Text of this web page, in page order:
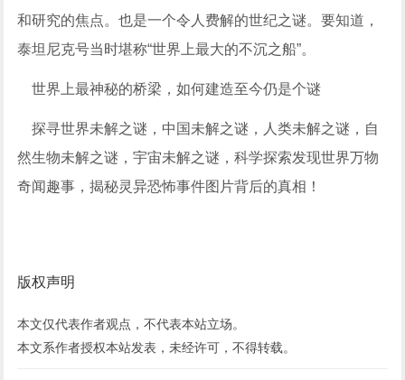
和研究的焦点。也是一个令人费解的世纪之谜。要知道，
泰坦尼克号当时堪称“世界上最大的不沉之船”。
世界上最神秘的桥梁，如何建造至今仍是个谜
探寻世界未解之谜，中国未解之谜，人类未解之谜，自
然生物未解之谜，宇宙未解之谜，科学探索发现世界万物
奇闻趣事，揭秘灵异恐怖事件图片背后的真相！
版权声明
本文仅代表作者观点，不代表本站立场。
本文系作者授权本站发表，未经许可，不得转载。